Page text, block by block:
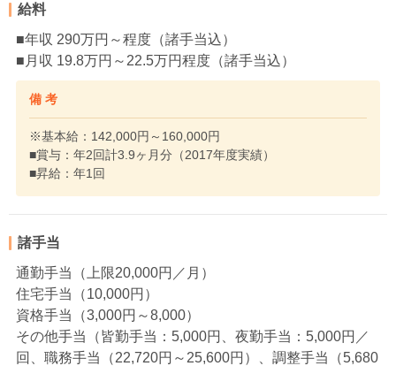
給料
■年収 290万円～程度（諸手当込）
■月収 19.8万円～22.5万円程度（諸手当込）
備 考
※基本給：142,000円～160,000円
■賞与：年2回計3.9ヶ月分（2017年度実績）
■昇給：年1回
諸手当
通勤手当（上限20,000円／月）
住宅手当（10,000円）
資格手当（3,000円～8,000）
その他手当（皆勤手当：5,000円、夜勤手当：5,000円／
回、職務手当（22,720円～25,600円）、調整手当（5,680